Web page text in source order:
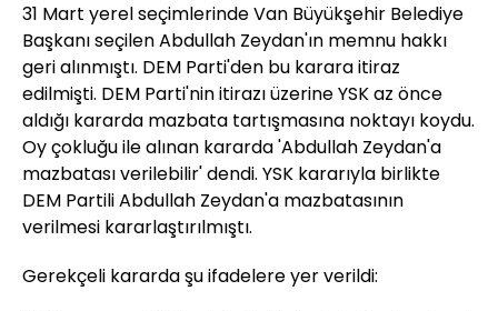
31 Mart yerel seçimlerinde Van Büyükşehir Belediye
Başkanı seçilen Abdullah Zeydan'ın memnu hakkı
geri alınmıştı. DEM Parti'den bu karara itiraz
edilmişti. DEM Parti'nin itirazı üzerine YSK az önce
aldığı kararda mazbata tartışmasına noktayı koydu.
Oy çokluğu ile alınan kararda 'Abdullah Zeydan'a
mazbatası verilebilir' dendi. YSK kararıyla birlikte
DEM Partili Abdullah Zeydan'a mazbatasının
verilmesi kararlaştırılmıştı.
Gerekçeli kararda şu ifadelere yer verildi: